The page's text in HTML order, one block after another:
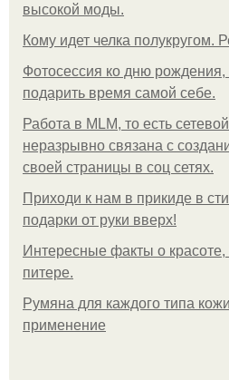
высокой моды.
Кому идет челка полукругом.
Фотосессия ко дню
подарить время самой себе.
Работа в MLM, то есть
неразрывно связана с
своей страницы в соц сетях.
Приходи к нам в прикиде в
подарки от руки вверх!
Интересные факты о красоте,
питере.
Румяна для каждого типа
применение